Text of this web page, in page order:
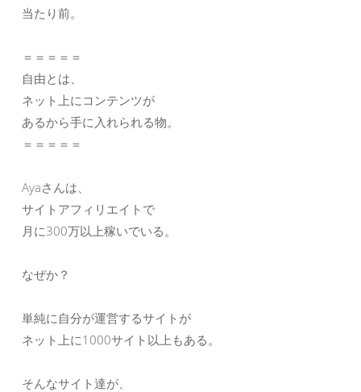
当たり前。
＝＝＝＝＝
自由とは、
ネット上にコンテンツが
あるから手に入れられる物。
＝＝＝＝＝
Ayaさんは、
サイトアフィリエイトで
月に300万以上稼いでいる。
なぜか？
単純に自分が運営するサイトが
ネット上に1000サイト以上もある。
そんなサイト達が、